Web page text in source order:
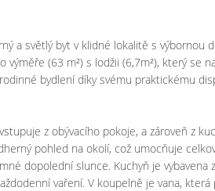
a světlý byt v klidné lokalitě s výbornou
(63 m²) s lodžii (6,7m²), který se
bydlení díky svému praktickému
z obývacího pokoje, a zároveň z
pohled na okolí, což umocňuje
dopolední slunce. Kuchyň je vybavena
vaření. V koupelně je vana, která